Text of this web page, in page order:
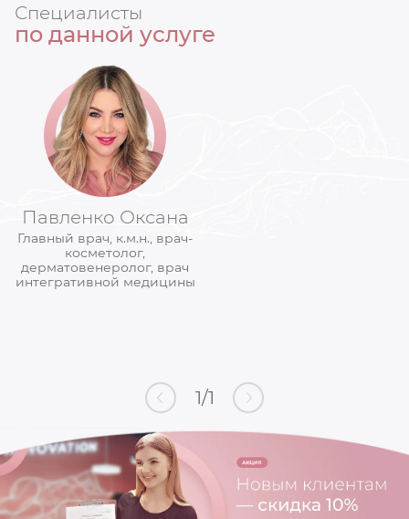
Специалисты
по данной услуге
Павленко Оксана
Главный врач, к.м.н., врач-
косметолог,
дерматовенеролог, врач
интегративной медицины
1/1